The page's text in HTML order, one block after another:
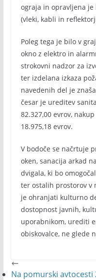
ograja in opravljena
(vleki, kabli in
Poleg tega je bilo v
okno z elektro in
strokovni nadzor za
ter izdelana izkaza
navedenih del je
česar je ureditev
82.327,00 evrov,
18.975,18 evrov.
V bodoče se načrtuje
oken, sanacija arkad
dvigala, ki bo
ter ostalih prostorov v
je ohranjati kulturno
dostopnost javnih,
uporabnikom, urediti
obiskovalce, ne glede
Na pomurski